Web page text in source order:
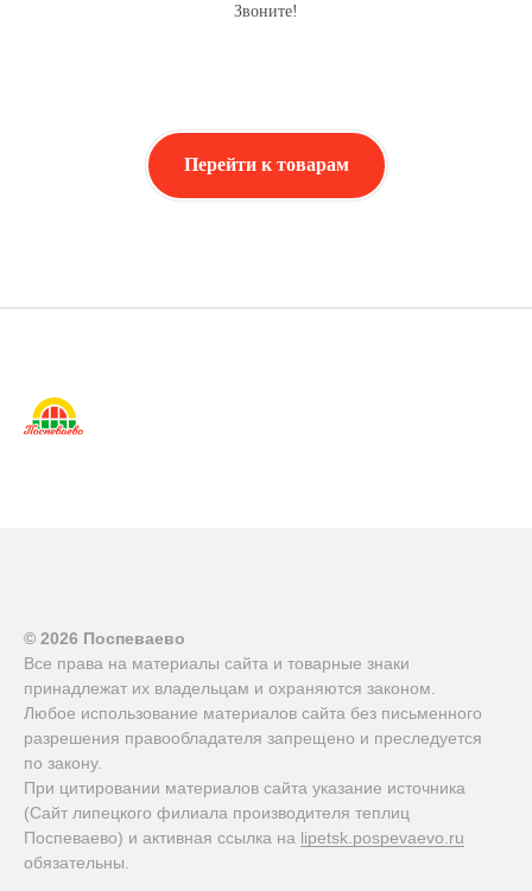
Звоните!
Перейти к товарам
© 2026 Поспеваево
Все права на материалы сайта и товарные знаки
принадлежат их владельцам и охраняются законом.
Любое использование материалов сайта без письменного
разрешения правообладателя запрещено и преследуется
по закону.
При цитировании материалов сайта указание источника
(Сайт липецкого филиала производителя теплиц
Поспеваево) и активная ссылка на lipetsk.pospevaevo.ru
обязательны.